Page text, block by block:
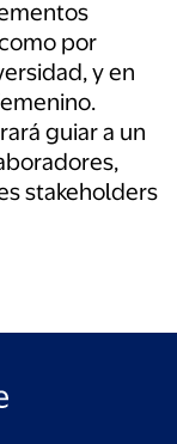
por
y en
guiar a un
stakeholders